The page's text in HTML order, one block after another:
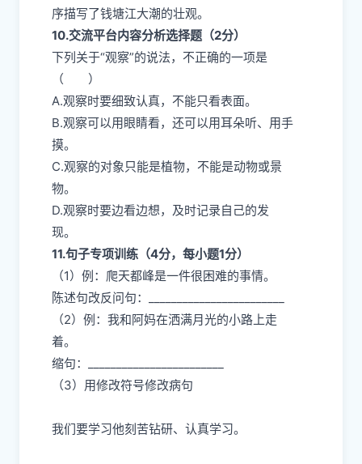
序描写了钱塘江大潮的壮观。
10.交流平台内容分析选择题（2分）
下列关于“观察”的说法，不正确的一项是
（ ）
A.观察时要细致认真，不能只看表面。
B.观察可以用眼睛看，还可以用耳朵听、用手
摸。
C.观察的对象只能是植物，不能是动物或景
物。
D.观察时要边看边想，及时记录自己的发
现。
11.句子专项训练（4分，每小题1分）
（1）例：爬天都峰是一件很困难的事情。
陈述句改反问句：________________________
（2）例：我和阿妈在洒满月光的小路上走
着。
缩句：________________________
（3）用修改符号修改病句
我们要学习他刻苦钻研、认真学习。